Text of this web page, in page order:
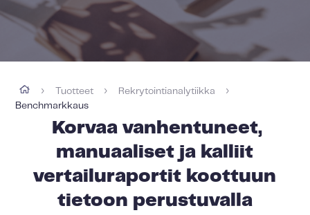
› Tuotteet › Rekrytointianalytiikka ›
Benchmarkkaus
Korvaa vanhentuneet,
manuaaliset ja kalliit
vertailuraportit koottuun
tietoon perustuvalla